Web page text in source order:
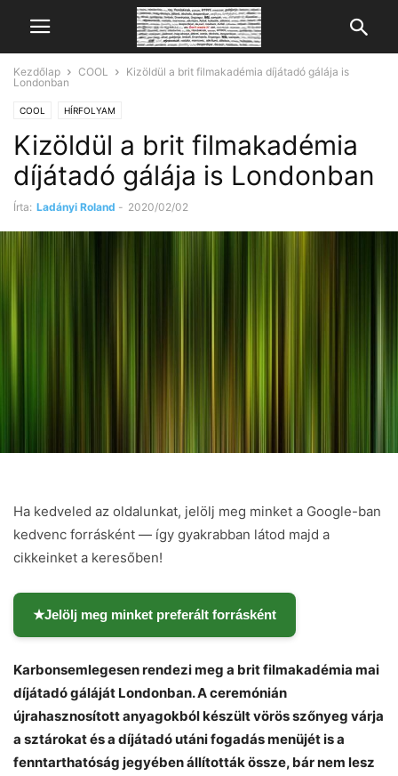
Kezdőlap COOL
Kizöldül a brit filmakadémia díjátadó gálája is
Londonban
COOL HÍRFOLYAM
Kizöldül a brit filmakadémia
díjátadó gálája is Londonban
Írta: Ladányi Roland - 2020/02/02
Ha kedveled az oldalunkat, jelölj meg minket a Google-ban
kedvenc forrásként — így gyakrabban látod majd a
cikkeinket a keresőben!
★Jelölj meg minket preferált forrásként
Karbonsemlegesen rendezi meg a brit filmakadémia mai
díjátadó gáláját Londonban. A ceremónián
újrahasznosított anyagokból készült vörös szőnyeg várja
a sztárokat és a díjátadó utáni fogadás menüjét is a
fenntarthatóság jegyében állították össze, bár nem lesz